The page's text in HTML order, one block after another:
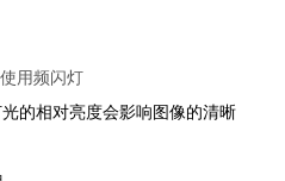
频闪灯
的相对亮度会影响图像的清晰